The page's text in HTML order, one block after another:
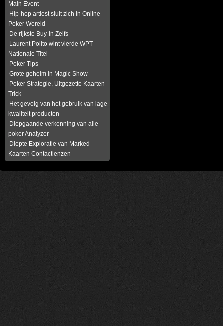
Main Event
Hip-hop artiest sluit zich in Online
Poker Wereld
De rijkste Buy-in Zelfs
Laurent Polito wint vierde WPT
Nationale Titel
Poker Tips
Grote geheim in Magic Show
Poker Strategie, Uitgezette Kaarten
Trick
Het gevolg van het gebruik van lage
kwaliteit producten
Diepgaande verkenning van alle
poker Analyzer
Diepte Exploratie van Marked
Kaarten Contactlenzen